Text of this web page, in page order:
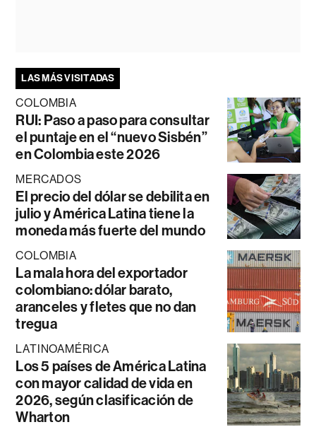
LAS MÁS VISITADAS
COLOMBIA
RUI: Paso a paso para consultar
el puntaje en el “nuevo Sisbén”
en Colombia este 2026
MERCADOS
El precio del dólar se debilita en
julio y América Latina tiene la
moneda más fuerte del mundo
COLOMBIA
La mala hora del exportador
colombiano: dólar barato,
aranceles y fletes que no dan
tregua
LATINOAMÉRICA
Los 5 países de América Latina
con mayor calidad de vida en
2026, según clasificación de
Wharton